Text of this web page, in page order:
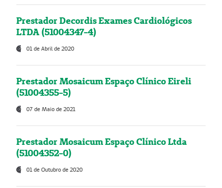
Prestador Decordis Exames Cardiológicos
LTDA (51004347-4)
01 de Abril de 2020
Prestador Mosaicum Espaço Clínico Eireli
(51004355-5)
07 de Maio de 2021
Prestador Mosaicum Espaço Clínico Ltda
(51004352-0)
01 de Outubro de 2020